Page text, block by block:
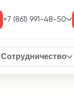
+7 (861) 991-48-50
Сотрудничество